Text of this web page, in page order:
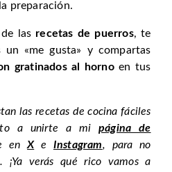
preparación.
las recetas de puerros, te
«me gusta» y compartas
gratinados al hornoen tus
las recetas de cocina fáciles
a unirte a mipágina de
enXe Instagram, para no
¡Ya verás qué rico vamos a